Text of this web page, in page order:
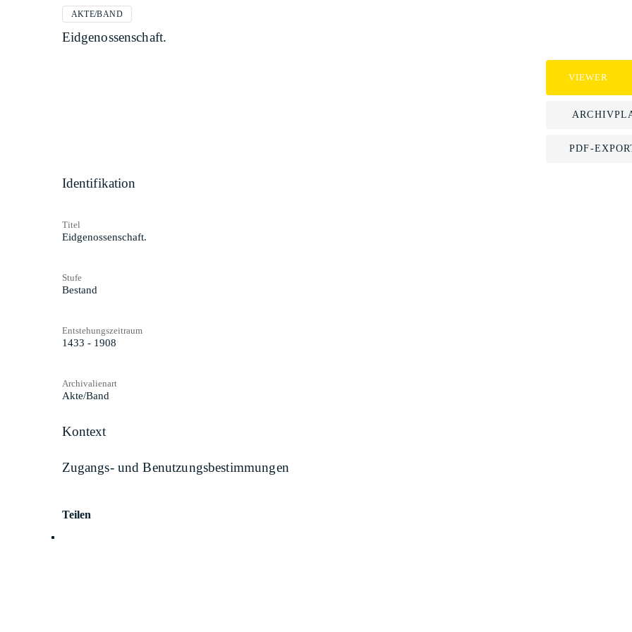
AKTE/BAND
Eidgenossenschaft.
VIEWER
PDF-
Identifikation
Titel
Eidgenossenschaft.
Stufe
Bestand
Entstehungszeitraum
1433 - 1908
Archivalienart
Akte/Band
Kontext
Zugangs- und Benutzungsbestimmungen
Teilen